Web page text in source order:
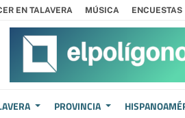
EN TALAVERA MÚSICA ENCUESTAS
PROVINCIA